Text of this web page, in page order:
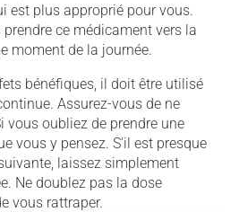
est plus approprié pour vous.
ce médicament vers la
moment de la journée.
bénéfiques, il doit être utilisé
Assurez-vous de ne
vous oubliez de prendre une
vous y pensez. S'il est presque
laissez simplement
Ne doublez pas la dose
vous rattraper.